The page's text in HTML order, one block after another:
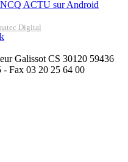
Digital
Galissot CS 30120 59436
Fax 03 20 25 64 00